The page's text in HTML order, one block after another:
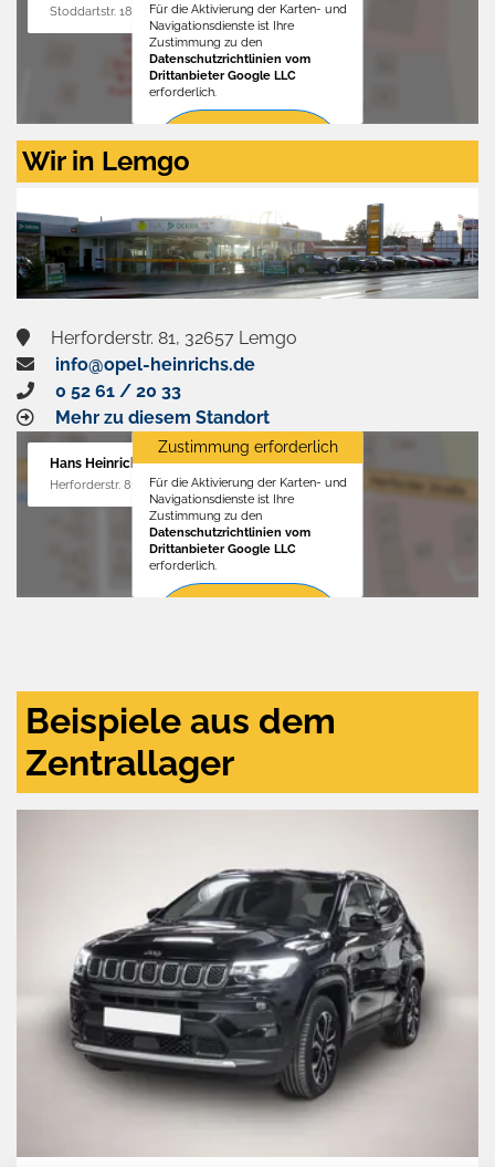
Stoddartstr. 18, 32758 DetmoldFür die Aktivierung der Karten- und
Navigationsdienste ist Ihre
Zustimmung zu den
Datenschutzrichtlinien vom
Drittanbieter Google LLC
erforderlich.
Zustimmen
aktivieren
Wir in Lemgo
Herforderstr. 81, 32657 Lemgo
info@opel-heinrichs.de
0 52 61 / 20 33
Mehr zu diesem Standort
Hans Heinrichs GmbH
Herforderstr. 81, 32657 Lemgo
Zustimmung erforderlich
Für die Aktivierung der Karten- und
Navigationsdienste ist Ihre
Zustimmung zu den
Datenschutzrichtlinien vom
Drittanbieter Google LLC
erforderlich.
Beispiele aus dem
Zentrallager